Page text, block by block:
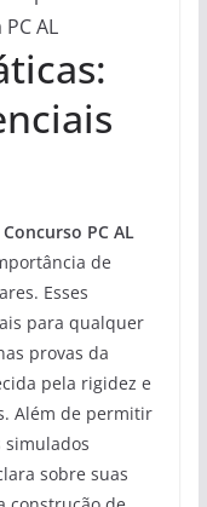
AL
PC AL
de
Esses
para qualquer
provas da
pela rigidez e
Além de permitir
simulados
sobre suas